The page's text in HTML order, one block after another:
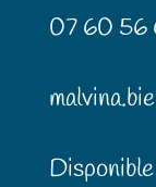
07 60 56